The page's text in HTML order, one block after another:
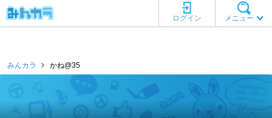
メニュー
ログイン
みんカラ かね@35